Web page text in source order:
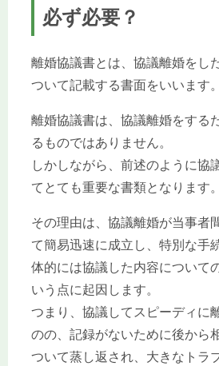
必ず必要？
離婚協議書とは、協議離婚をし
ついて記載する書面をいいます。
離婚協議書は、協議離婚をする
るものではありません。
しかしながら、前述のように協
てとても重要な書類となります。
その理由は、協議離婚が当事者
て簡易迅速に成立し、特別な手
体的には協議した内容について
いう点に起因します。
つまり、協議してスピーディに
のの、記録がないために後から
ついて蒸し返され、大きなトラ